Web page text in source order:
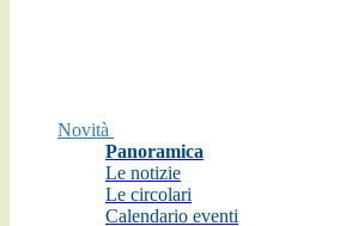
Novità
Panoramica
Le notizie
Le circolari
Calendario eventi